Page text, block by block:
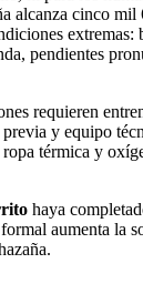
alcanza cinco mil
extremas:
pendientes
requieren
y equipo
térmica y
haya
aumenta la